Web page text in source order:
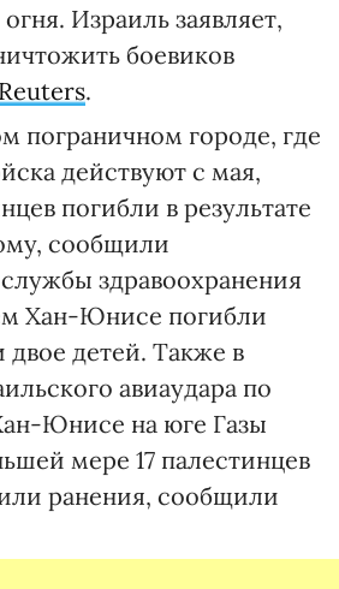
Израиль заявляет,
боевиков
Reuters.
пограничном городе, где
действуют с мая,
погибли в результате
сообщили
здравоохранения
Хан-Юнисе погибли
детей. Также в
авиаудара по
Юнисе на юге Газы
мере 17 палестинцев
ранения, сообщили